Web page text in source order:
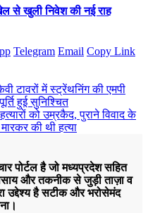
से खुली निवेश की नई राह
Telegram Email Copy Link
टावरों में स्ट्रेंथनिंग की एमपी
हुई सुनिश्चित
को उम्रकैद, पुराने विवाद के
की थी हत्या
पोर्टल है जो मध्यप्रदेश सहित
और तकनीक से जुड़ी ताज़ा व
उद्देश्य है सटीक और भरोसेमंद